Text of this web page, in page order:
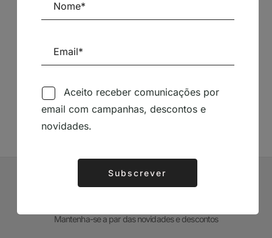
Siga-nos nas Redes Sociais
Mantenha-se a par das novidades e descontos
Aceito receber comunicações por
email com campanhas, descontos e
novidades.
Subscrever